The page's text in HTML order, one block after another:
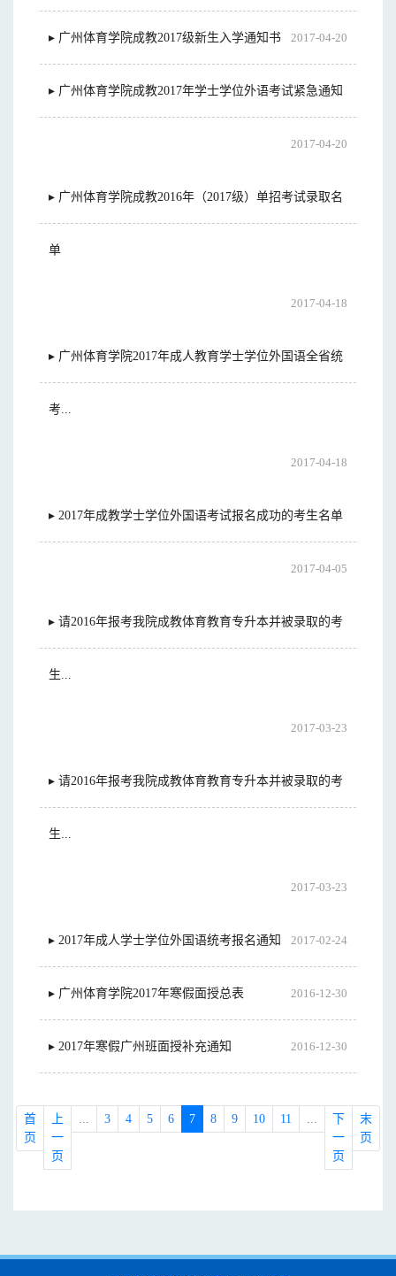
▸ 广州体育学院成教2017级新生入学通知书 2017-04-20
▸ 广州体育学院成教2017年学士学位外语考试紧急通知
2017-04-20
▸ 广州体育学院成教2016年（2017级）单招考试录取名
单
2017-04-18
▸ 广州体育学院2017年成人教育学士学位外国语全省统
考...
2017-04-18
▸ 2017年成教学士学位外国语考试报名成功的考生名单
2017-04-05
▸ 请2016年报考我院成教体育教育专升本并被录取的考
生...
2017-03-23
▸ 请2016年报考我院成教体育教育专升本并被录取的考
生...
2017-03-23
▸ 2017年成人学士学位外国语统考报名通知 2017-02-24
▸ 广州体育学院2017年寒假面授总表 2016-12-30
▸ 2017年寒假广州班面授补充通知 2016-12-30
首
页
上
一
页
... 3 4 5 6 7 8 9 10 11 ...
下
一
页
末
页